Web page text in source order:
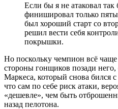
Если бы я не атаковал
финишировал только
был хороший старт со
решил вести себя
покрышки.
Но поскольку чемпион всё
стороны гонщиков позади
Маркеса, который снова бился
что сам по себе риск атаки,
«дешевле», чем быть
назад пелотона.